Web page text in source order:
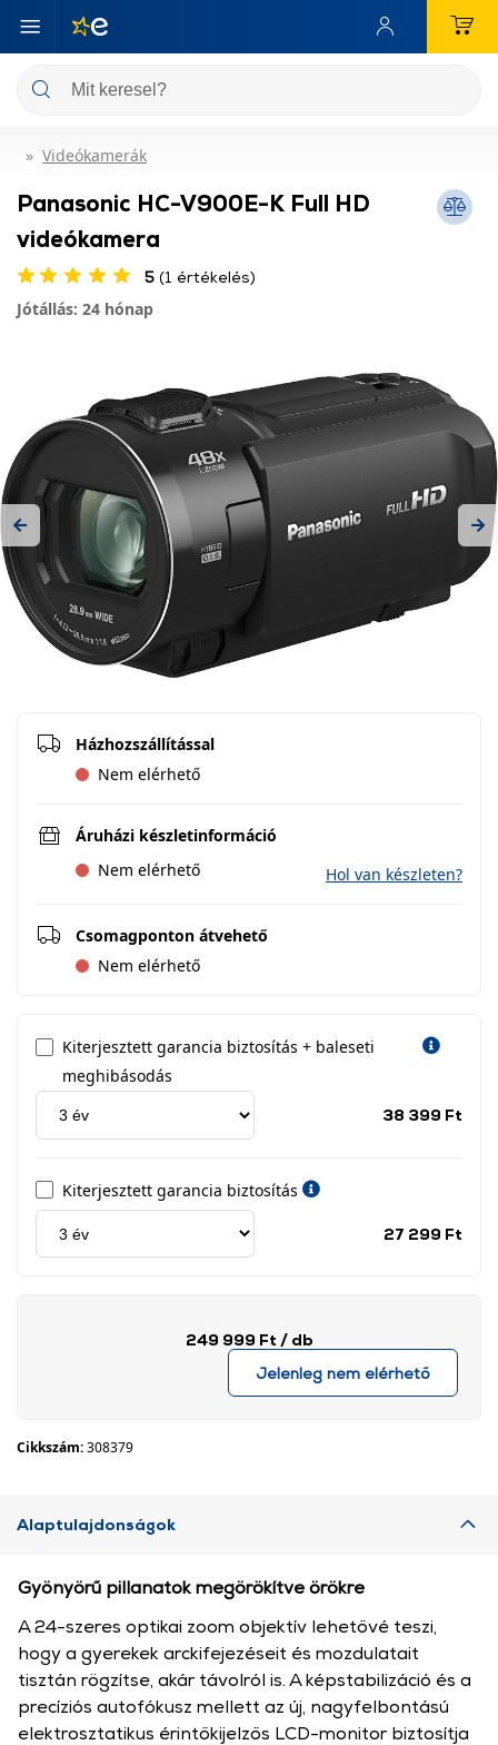
Videókamerák
Panasonic HC-V900E-K Full HD
videókamera
5 (1 értékelés)
Jótállás: 24 hónap
Previous
Házhozszállítással
Nem elérhető
Áruházi készletinformáció
Nem elérhető
Hol van készleten?
Csomagponton átvehető
Nem elérhető
Kiterjesztett garancia biztosítás + baleseti
meghibásodás
38 399 Ft
Kiterjesztett garancia biztosítás
27 299 Ft
249 999 Ft / db
Jelenleg nem elérhető
Cikkszám:308379
Alaptulajdonságok
Gyönyörű pillanatok megörökítve örökre
A 24-szeres optikai zoom objektív lehetővé teszi,
hogy a gyerekek arckifejezéseit és mozdulatait
tisztán rögzítse, akár távolról is. A képstabilizáció és a
precíziós autofókusz mellett az új, nagyfelbontású
elektrosztatikus érintőkijelzős LCD-monitor biztosítja